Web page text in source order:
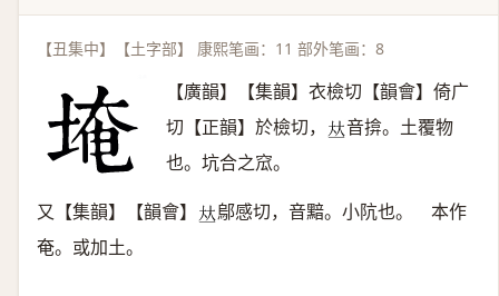
【丑集中】【土字部】 康熙笔画：11 部外笔画：8
【廣韻】【集韻】衣檢切【韻會】倚广
切【正韻】於檢切， 𠀤音揜。土覆物
也。坑合之窊。
又【集韻】【韻會】 𠀤鄔感切，音黯。小阬也。 本作
奄。或加土。